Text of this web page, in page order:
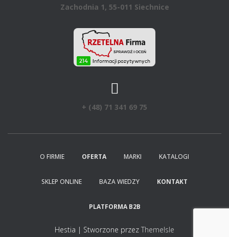
Zachodnia 1, 55-011 Siechnice
+ (48) 71 341 69 75
O FIRMIE OFERTA MARKI KATALOGI
SKLEP ONLINE BAZA WIEDZY KONTAKT
PLATFORMA B2B
Hestia | Stworzone przez ThemeIsle